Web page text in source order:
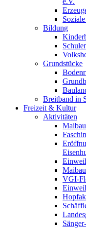
Bildung
Grundstücke
Breitband in
Freizeit & Kultur
Aktivitäten
VGI-